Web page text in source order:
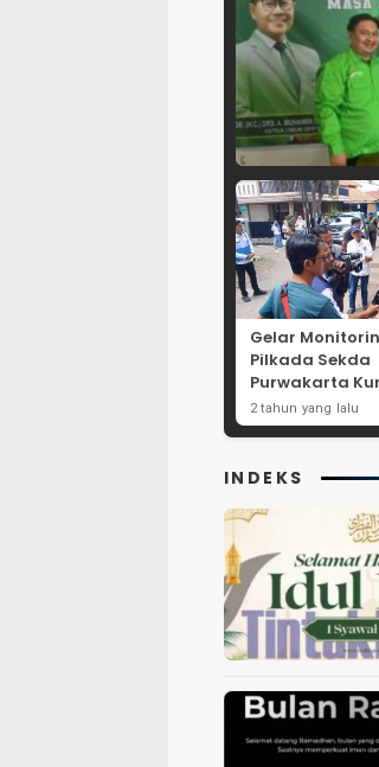
Gelar
Pilkada Sekda
Purwakarta
Beberapa TPS
Di Purwakarta
2 tahun yang lalu
INDEKS